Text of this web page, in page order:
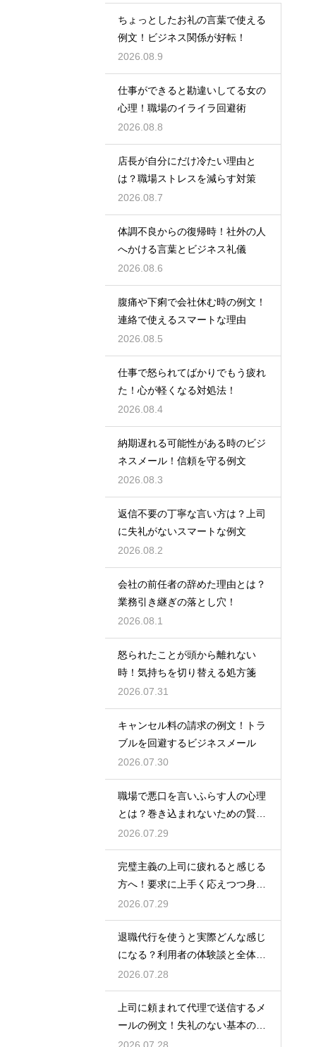
ちょっとしたお礼の言葉で使える
例文！ビジネス関係が好転！
2026.08.9
仕事ができると勘違いしてる女の
心理！職場のイライラ回避術
2026.08.8
店長が自分にだけ冷たい理由と
は？職場ストレスを減らす対策
2026.08.7
体調不良からの復帰時！社外の人
へかける言葉とビジネス礼儀
2026.08.6
腹痛や下痢で会社休む時の例文！
連絡で使えるスマートな理由
2026.08.5
仕事で怒られてばかりでもう疲れ
た！心が軽くなる対処法！
2026.08.4
納期遅れる可能性がある時のビジ
ネスメール！信頼を守る例文
2026.08.3
返信不要の丁寧な言い方は？上司
に失礼がないスマートな例文
2026.08.2
会社の前任者の辞めた理由とは？
業務引き継ぎの落とし穴！
2026.08.1
怒られたことが頭から離れない
時！気持ちを切り替える処方箋
2026.07.31
キャンセル料の請求の例文！トラ
ブルを回避するビジネスメール
2026.07.30
職場で悪口を言いふらす人の心理
とは？巻き込まれないための賢い
対処法
2026.07.29
完璧主義の上司に疲れると感じる
方へ！要求に上手く応えつつ身を
守る方法
2026.07.29
退職代行を使うと実際どんな感じ
になる？利用者の体験談と全体の
流れ
2026.07.28
上司に頼まれて代理で送信するメ
ールの例文！失礼のない基本の書
き方
2026.07.28